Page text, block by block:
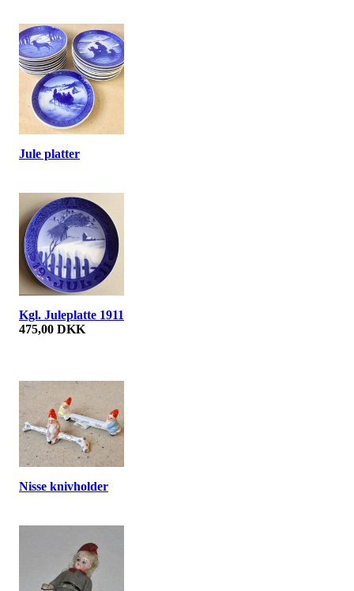
Jule platter
Kgl. Juleplatte 1911
475,00 DKK
Nisse knivholder